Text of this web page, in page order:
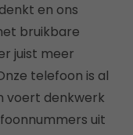
en ons
bruikbare
juist meer
telefoon is al
voert denkwerk
uit